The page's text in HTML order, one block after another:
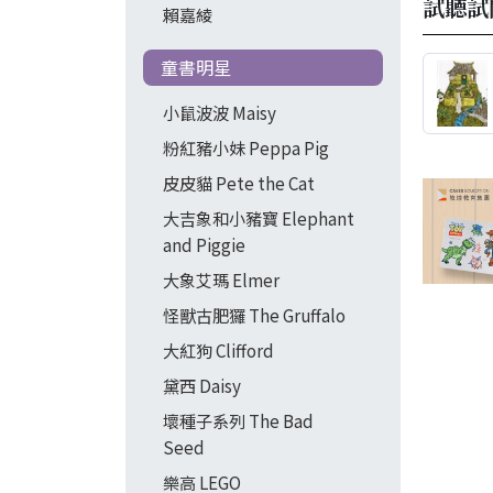
賴嘉綾
童書明星
小鼠波波 Maisy
粉紅豬小妹 Peppa Pig
皮皮貓 Pete the Cat
大吉象和小豬寶 Elephant
and Piggie
大象艾瑪 Elmer
怪獸古肥玀 The Gruffalo
大紅狗 Clifford
黛西 Daisy
壞種子系列 The Bad
Seed
樂高 LEGO
試聽